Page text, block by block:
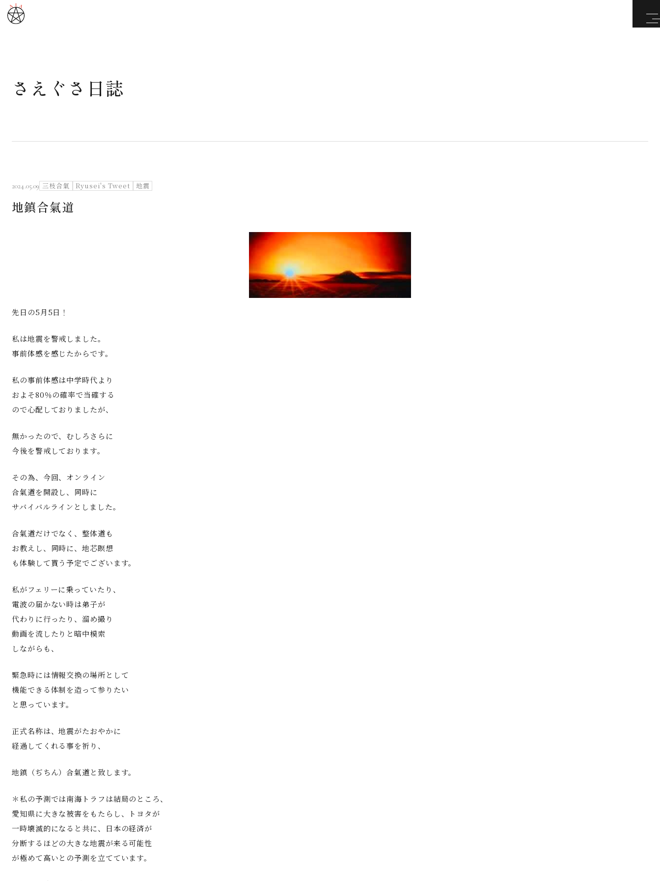
武道と医道
さえぐさ日誌
映像庫
特定商取引法に基づく表記
さえぐさ日誌
2024.05.09 三枝合氣 Ryusei's Tweet 地震
地鎮合氣道
先日の5月5日！
私は地震を警戒しました。
事前体感を感じたからです。
私の事前体感は中学時代より
およそ80％の確率で当確する
ので心配しておりましたが、
無かったので、むしろさらに
今後を警戒しております。
その為、今回、オンライン
合氣道を開設し、同時に
サバイバルラインとしました。
合氣道だけでなく、整体道も
お教えし、同時に、地芯瞑想
も体験して貰う予定でございます。
私がフェリーに乗っていたり、
電波の届かない時は弟子が
代わりに行ったり、溜め撮り
動画を流したりと暗中模索
しながらも、
緊急時には情報交換の場所として
機能できる体制を造って参りたい
と思っています。
正式名称は、地震がたおやかに
経過してくれる事を祈り、
地鎮（ぢちん）合氣道と致します。
＊私の予測では南海トラフは結局のところ、
愛知県に大きな被害をもたらし、トヨタが
一時壊滅的になると共に、日本の経済が
分断するほどの大きな地震が来る可能性
が極めて高いとの予測を立てています。